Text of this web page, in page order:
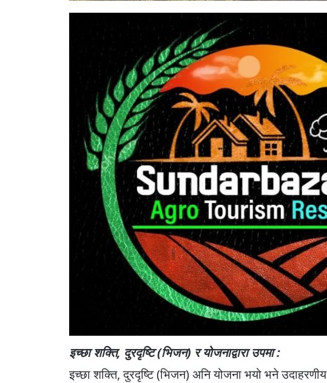
इच्छा शक्ति, दुरदृष्टि (भिजन) र योजनाद्वारा उपमा :
इच्छा शक्ति, दुरदृष्टि (भिजन) अनि योजना भयो भने उदाहरणीय